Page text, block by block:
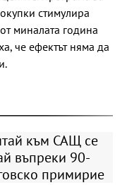
стимулира
миналата година
че ефектът няма да
към САЩ се
въпреки 90-
примирие